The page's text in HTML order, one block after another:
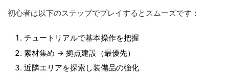
初心者は以下のステップでプレイするとスムーズです：
チュートリアルで基本操作を把握
素材集め → 拠点建設（最優先）
近隣エリアを探索し装備品の強化